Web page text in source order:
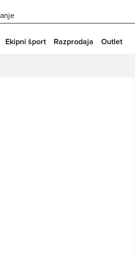
Ekipni šport Razprodaja Outlet